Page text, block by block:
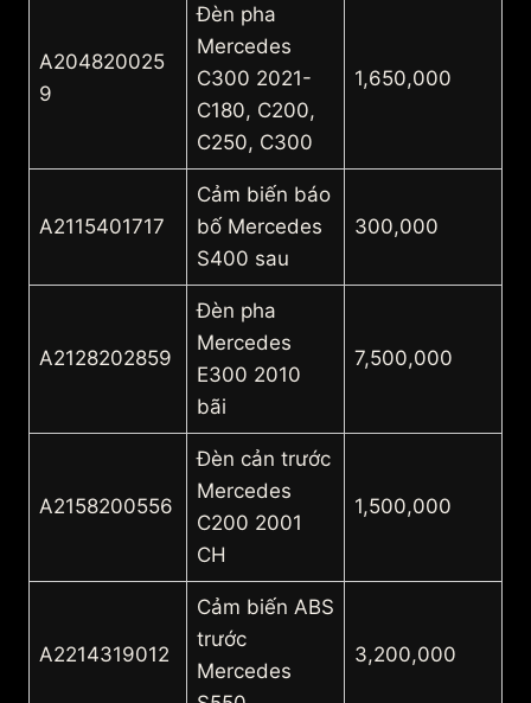
A204820025
9
Đèn pha
Mercedes
C300 2021-
C180, C200,
C250, C300
1,650,000
A2115401717
Cảm biến báo
bố Mercedes
S400 sau
300,000
A2128202859
Đèn pha
Mercedes
E300 2010
bãi
7,500,000
A2158200556
Đèn cản trước
Mercedes
C200 2001
CH
1,500,000
A2214319012
Cảm biến ABS
trước
Mercedes
3,200,000